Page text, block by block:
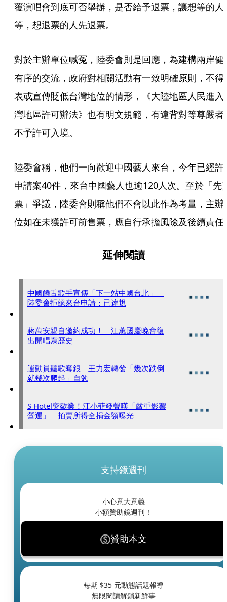
覆演唱會到底可否舉辦，是否給予退票，讓想等的人
等，想退票的人先退票。
對於主辦單位喊冤，陸委會則是回應，為建構兩岸健
有序的交流，政府對相關活動有一致明確原則，不得
表或宣傳貶低台灣地位的情形，《大陸地區人民進入
灣地區許可辦法》也有明文規範，有違背對等尊嚴者
不予許可入境。
陸委會稱，他們一向歡迎中國藝人來台，今年已經許
申請案40件，來台中國藝人也逾120人次。至於「先
票」爭議，陸委會則稱他們不會以此作為考量，主辦
位如在未獲許可前售票，應自行承擔風險及後續責任
延伸閱讀
中國饒舌歌手宣傳「下一站中國台北」
陸委會拒絕來台申請：已違規
蔣萬安親自邀約成功！ 江蕙國慶晚會復
出開唱寫歷史
運動員聽歌奪銀 王力宏轉發「幾次跌倒
就幾次爬起」自勉
S Hotel突歇業！汪小菲發聲嘆「嚴重影響
營運」 拍賣所得全捐金額曝光
支持鏡週刊
小心意大意義
小額贊助鏡週刊！
贊助本文
每期 $35 元動態話題報導
無限閱讀解鎖新鮮事